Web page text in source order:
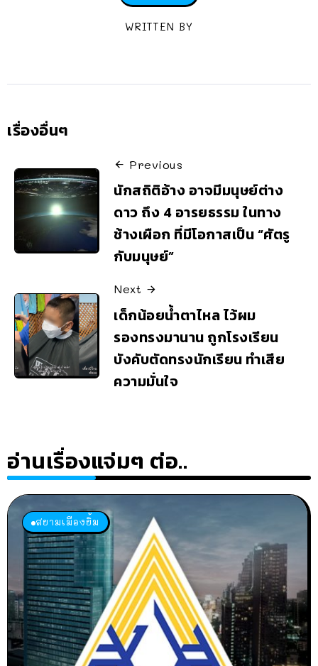
WRITTEN BY
เรื่องอื่นๆ
Previous
นักสถิติอ้าง อาจมีมนุษย์ต่าง
ดาว ถึง 4 อารยธรรม ในทาง
ช้างเผือก ที่มีโอกาสเป็น “ศัตรู
กับมนุษย์”
Next
เด็กน้อยน้ำตาไหล ไว้ผม
รองทรงมานาน ถูกโรงเรียน
บังคับตัดทรงนักเรียน ทำเสีย
ความมั่นใจ
อ่านเรื่องแจ่มๆ ต่อ..
สยามเมืองยิ้ม